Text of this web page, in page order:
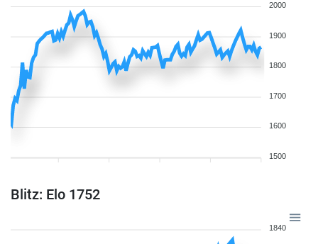
2000
1900
1800
1700
1600
1500
Blitz: Elo 1752
1840